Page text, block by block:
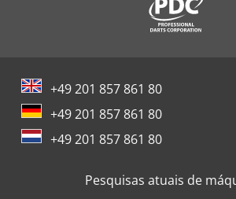
+49 201 857 861 80
+49 201 857 861 80
+49 201 857 861 80
Pesquisas atuais de